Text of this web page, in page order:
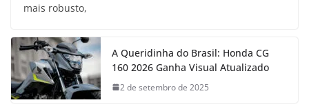
mais robusto,
A Queridinha do Brasil: Honda CG
160 2026 Ganha Visual Atualizado
2 de setembro de 2025